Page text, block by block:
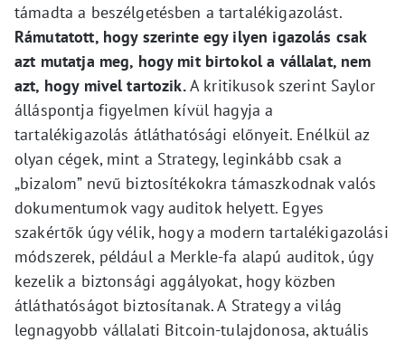
támadta a beszélgetésben a tartalékigazolást.
Rámutatott, hogy szerinte egy ilyen igazolás csak
azt mutatja meg, hogy mit birtokol a vállalat, nem
azt, hogy mivel tartozik.A kritikusok szerint Saylor
álláspontja figyelmen kívül hagyja a
tartalékigazolás átláthatósági előnyeit. Enélkül az
olyan cégek, mint a Strategy, leginkább csak a
„bizalom” nevű biztosítékokra támaszkodnak valós
dokumentumok vagy auditok helyett. Egyes
szakértők úgy vélik, hogy a modern tartalékigazolási
módszerek, például a Merkle-fa alapú auditok, úgy
kezelik a biztonsági aggályokat, hogy közben
átláthatóságot biztosítanak. A Strategy a világ
legnagyobb vállalati Bitcoin-tulajdonosa, aktuális